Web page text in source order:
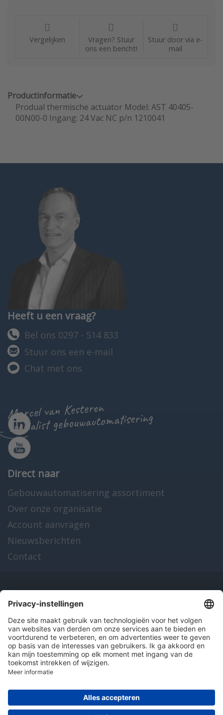
Vergelijken
Vragen? Stuur
ons een bericht!
Stuur door via e-
mail
Productinformatie
Produal thermische actuator Model: AST 40405-
00N00-0 Ingang: 24 Vac NC p/n 1210041
Heeft u een vraag?
Bel ons 0297 - 514 833
Stuur ons een e-mail
Chat met ons
Marcel van Kesteren
specialist gebouwautomatisering
Direct naar
Gebouwautomatisering assortiment
Over onze organisatie
Account aanvragen
Nieuwsberichten
Contact
Onze producten
en diensten
Over Hitma
Algemene voorwaarden Disclaimer
Colofon
© 2026 Hitma B.V.